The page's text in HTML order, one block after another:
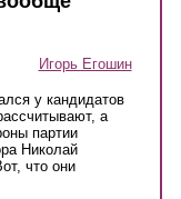
Игорь Егошин
у кандидатов
а
партии
Николай
что они